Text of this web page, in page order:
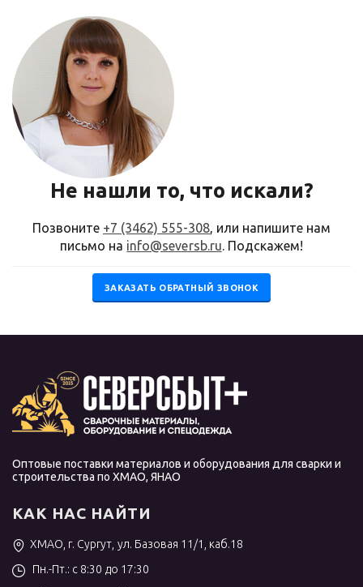
Не нашли то, что искали?
Позвоните +7 (3462) 555-308, или напишите нам
письмо на info@seversb.ru. Подскажем!
ЗАКАЗАТЬ ОБРАТНЫЙ ЗВОНОК
Оптовые поставки материалов и оборудования для сварки и
строительства по ХМАО, ЯНАО
КАК НАС НАЙТИ
ХМАО, г. Сургут, ул. Базовая 11/1, каб.18
Пн.-Пт.: с 8:30 до 17:30